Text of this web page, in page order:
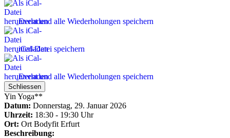
Event und alle Wiederholungen speichern
iCal-Datei speichern
Event und alle Wiederholungen speichern
Schliessen
Yin Yoga**
Datum: Donnerstag, 29. Januar 2026
Uhrzeit: 18:30 - 19:30 Uhr
Ort: Ort Bodyfit Erfurt
Beschreibung: